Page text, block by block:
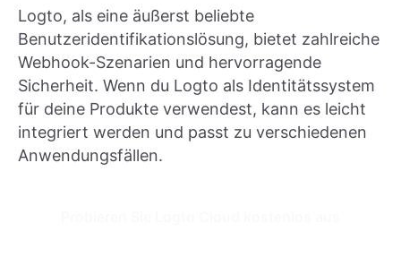
Logto, als eine äußerst beliebte
Benutzeridentifikationslösung, bietet zahlreiche
Webhook-Szenarien und hervorragende
Sicherheit. Wenn du Logto als Identitätssystem
für deine Produkte verwendest, kann es leicht
integriert werden und passt zu verschiedenen
Anwendungsfällen.